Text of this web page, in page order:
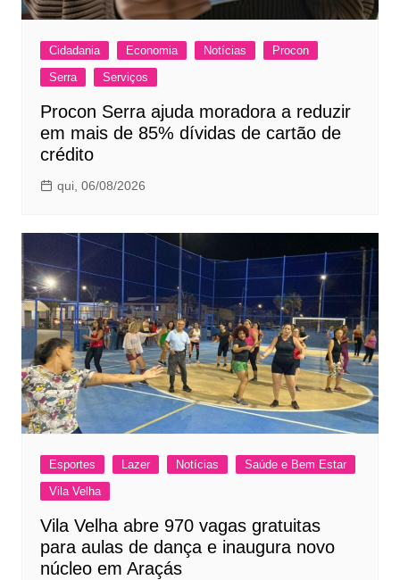
Cidadania Economia Notícias
Procon
Serra
Serviços
Procon Serra ajuda moradora a reduzir
em mais de 85% dívidas de cartão de
crédito
qui, 06/08/2026
Esportes Lazer Notícias
Saúde e Bem Estar
Vila Velha
Vila Velha abre 970 vagas gratuitas
para aulas de dança e inaugura novo
núcleo em Araçás